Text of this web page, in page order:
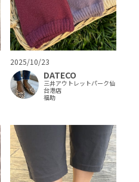
2025/10/23
DATECO
三井アウトレットパーク仙
台港店
福助